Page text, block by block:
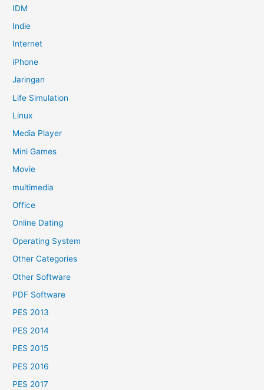
IDM
Indie
Internet
iPhone
Jaringan
Life Simulation
Linux
Media Player
Mini Games
Movie
multimedia
Office
Online Dating
Operating System
Other Categories
Other Software
PDF Software
PES 2013
PES 2014
PES 2015
PES 2016
PES 2017